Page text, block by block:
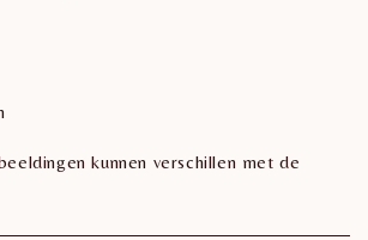
kunnen verschillen met de